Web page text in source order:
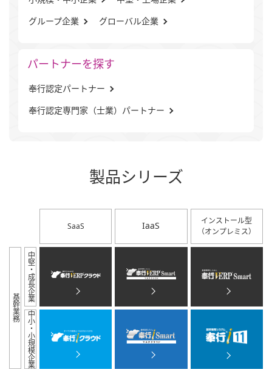
グループ企業 グローバル企業
パートナーを探す
奉行認定パートナー
奉行認定専門家（士業）パートナー
製品シリーズ
SaaS IaaS
インストール型
（オンプレミス）
基幹業務
中堅・成長企業
中小・小規模企業